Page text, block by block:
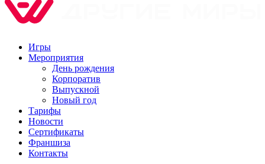
Игры
Мероприятия
День рождения
Корпоратив
Выпускной
Новый год
Тарифы
Новости
Сертификаты
Франшиза
Контакты